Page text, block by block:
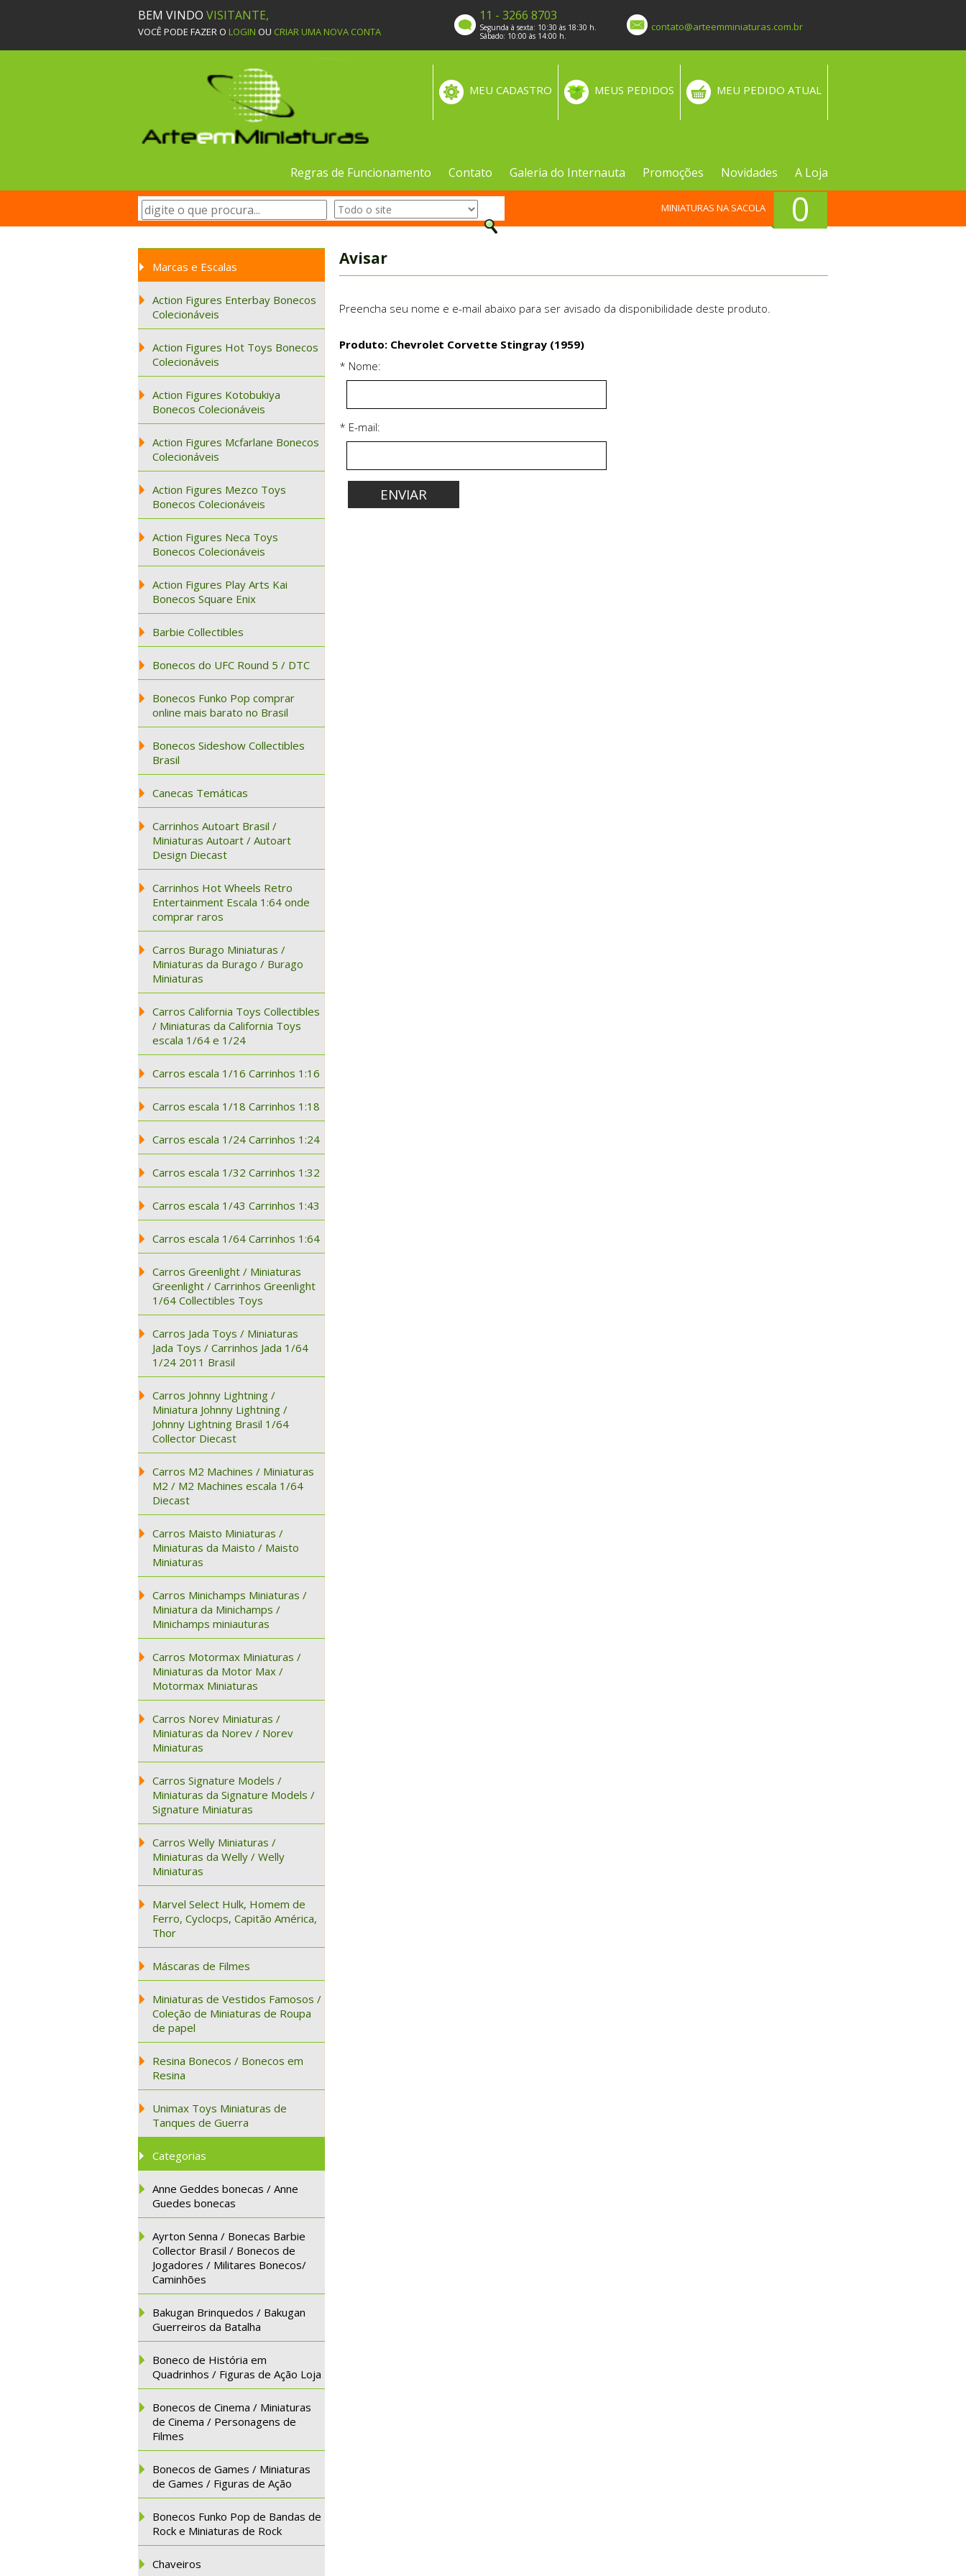
BEM VINDO VISITANTE,
VOCÊ PODE FAZER O LOGIN OU CRIAR UMA NOVA CONTA
11 - 3266 8703
Segunda à sexta: 10:30 às 18:30 h.
Sábado: 10:00 às 14:00 h.
contato@arteemminiaturas.com.br
MEU PEDIDO ATUAL
MEUS PEDIDOS
MEU CADASTRO
Regras de Funcionamento Contato Galeria do Internauta Promoções Novidades A Loja
0
MINIATURAS NA SACOLA
Marcas e Escalas
Action Figures Enterbay Bonecos
Colecionáveis
Action Figures Hot Toys Bonecos
Colecionáveis
Action Figures Kotobukiya
Bonecos Colecionáveis
Action Figures Mcfarlane Bonecos
Colecionáveis
Action Figures Mezco Toys
Bonecos Colecionáveis
Action Figures Neca Toys
Bonecos Colecionáveis
Action Figures Play Arts Kai
Bonecos Square Enix
Barbie Collectibles
Bonecos do UFC Round 5 / DTC
Bonecos Funko Pop comprar
online mais barato no Brasil
Bonecos Sideshow Collectibles
Brasil
Canecas Temáticas
Carrinhos Autoart Brasil /
Miniaturas Autoart / Autoart
Design Diecast
Carrinhos Hot Wheels Retro
Entertainment Escala 1:64 onde
comprar raros
Carros Burago Miniaturas /
Miniaturas da Burago / Burago
Miniaturas
Carros California Toys Collectibles
/ Miniaturas da California Toys
escala 1/64 e 1/24
Carros escala 1/16 Carrinhos 1:16
Carros escala 1/18 Carrinhos 1:18
Carros escala 1/24 Carrinhos 1:24
Carros escala 1/32 Carrinhos 1:32
Carros escala 1/43 Carrinhos 1:43
Carros escala 1/64 Carrinhos 1:64
Carros Greenlight / Miniaturas
Greenlight / Carrinhos Greenlight
1/64 Collectibles Toys
Carros Jada Toys / Miniaturas
Jada Toys / Carrinhos Jada 1/64
1/24 2011 Brasil
Carros Johnny Lightning /
Miniatura Johnny Lightning /
Johnny Lightning Brasil 1/64
Collector Diecast
Carros M2 Machines / Miniaturas
M2 / M2 Machines escala 1/64
Diecast
Carros Maisto Miniaturas /
Miniaturas da Maisto / Maisto
Miniaturas
Carros Minichamps Miniaturas /
Miniatura da Minichamps /
Minichamps miniauturas
Carros Motormax Miniaturas /
Miniaturas da Motor Max /
Motormax Miniaturas
Carros Norev Miniaturas /
Miniaturas da Norev / Norev
Miniaturas
Carros Signature Models /
Miniaturas da Signature Models /
Signature Miniaturas
Carros Welly Miniaturas /
Miniaturas da Welly / Welly
Miniaturas
Marvel Select Hulk, Homem de
Ferro, Cyclocps, Capitão América,
Thor
Máscaras de Filmes
Miniaturas de Vestidos Famosos /
Coleção de Miniaturas de Roupa
de papel
Resina Bonecos / Bonecos em
Resina
Unimax Toys Miniaturas de
Tanques de Guerra
Categorias
Anne Geddes bonecas / Anne
Guedes bonecas
Ayrton Senna / Bonecas Barbie
Collector Brasil / Bonecos de
Jogadores / Militares Bonecos/
Caminhões
Bakugan Brinquedos / Bakugan
Guerreiros da Batalha
Boneco de História em
Quadrinhos / Figuras de Ação Loja
Bonecos de Cinema / Miniaturas
de Cinema / Personagens de
Filmes
Bonecos de Games / Miniaturas
de Games / Figuras de Ação
Bonecos Funko Pop de Bandas de
Rock e Miniaturas de Rock
Chaveiros
Avisar
Preencha seu nome e e-mail abaixo para ser avisado da disponibilidade deste produto.
Produto: Chevrolet Corvette Stingray (1959)
* Nome:
* E-mail: